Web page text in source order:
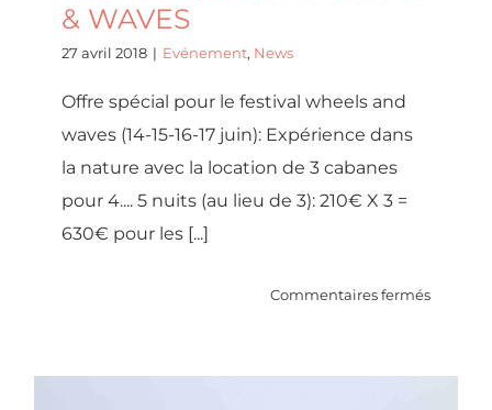
& WAVES
27 avril 2018 | Evénement, News
Offre spécial pour le festival wheels and
waves (14-15-16-17 juin): Expérience dans
la nature avec la location de 3 cabanes
pour 4.... 5 nuits (au lieu de 3): 210€ X 3 =
630€ pour les [...]
Commentaires ferméssur